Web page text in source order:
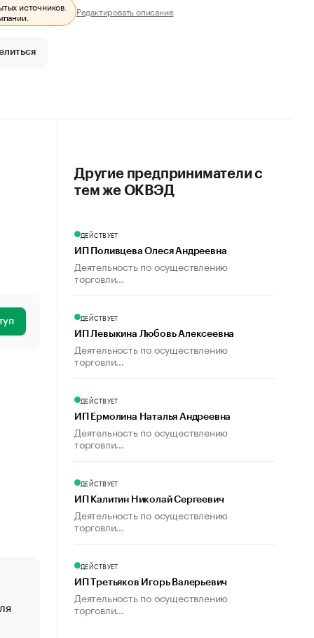
источников.
Редактировать описание
«От спорта тело стареет иначе». Как живет глава
создавшей GTA
Другие предприниматели с
тем же ОКВЭД
ДЕЙСТВУЕТ
ИП Поливцева Олеся Андреевна
Деятельность по осуществлению
торговли...
ДЕЙСТВУЕТ
ИП Левыкина Любовь Алексеевна
Деятельность по осуществлению
торговли...
ДЕЙСТВУЕТ
ИП Ермолина Наталья Андреевна
Деятельность по осуществлению
торговли...
ДЕЙСТВУЕТ
ИП Калитин Николай Сергеевич
Деятельность по осуществлению
торговли...
ДЕЙСТВУЕТ
ИП Третьяков Игорь Валерьевич
Деятельность по осуществлению
торговли...